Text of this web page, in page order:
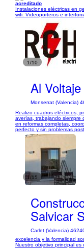
acreditado
Instalaciones eléctricas en
wifi. Videoporteros e
1/10
Al Voltaje
Monserrat (Valencia)
Realizo cuadros eléctricos,
averías, trabajando siempre
en reformas completas,
perfecto y sin problemas
1/15
Salvicar
Carlet (Valencia)
excelencia y la formalidad
Nuestro objetivo principal es